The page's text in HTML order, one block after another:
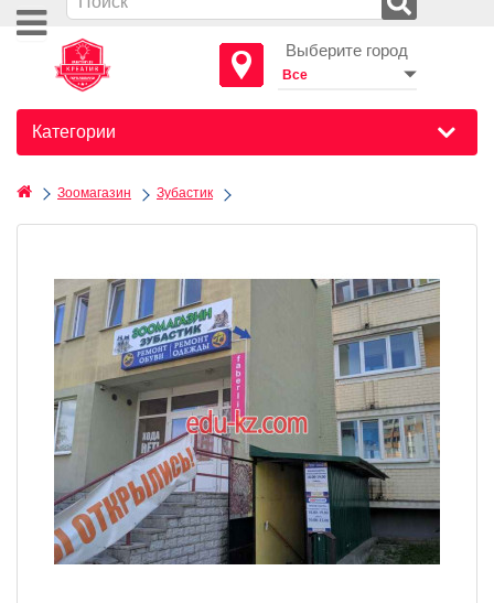
Выберите город
Категории
Зоомагазин Зубастик